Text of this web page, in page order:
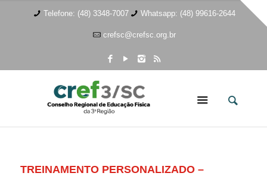
Telefone: (48) 3348-7007 Whatsapp: (48) 99616-2644
crefsc@crefsc.org.br
TREINAMENTO PERSONALIZADO –